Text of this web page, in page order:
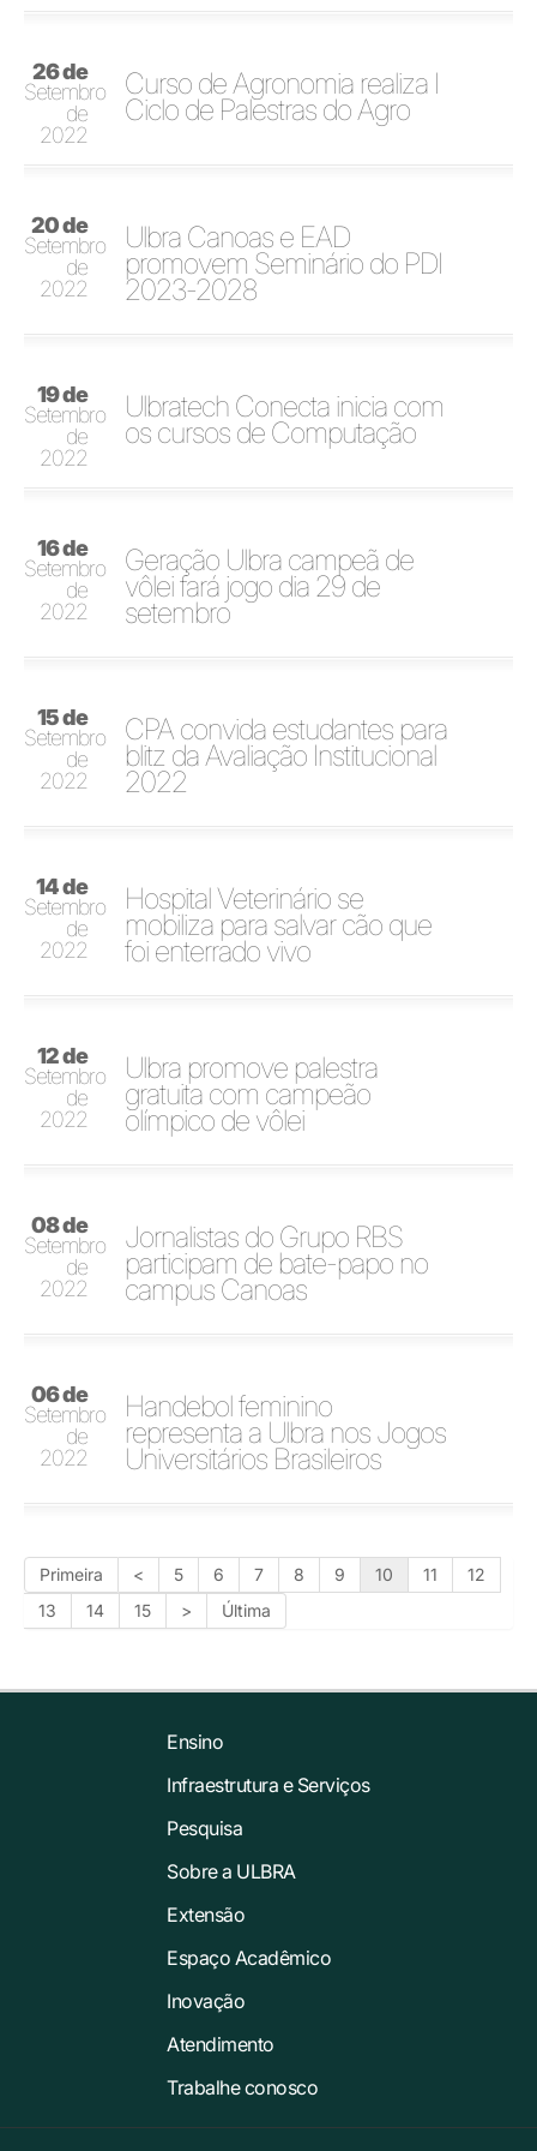
26 de
Setembro
de
2022
Curso de Agronomia realiza I
Ciclo de Palestras do Agro
20 de
Setembro
de
2022
Ulbra Canoas e EAD
promovem Seminário do PDI
2023-2028
19 de
Setembro
de
2022
Ulbratech Conecta inicia com
os cursos de Computação
16 de
Setembro
de
2022
Geração Ulbra campeã de
vôlei fará jogo dia 29 de
setembro
15 de
Setembro
de
2022
CPA convida estudantes para
blitz da Avaliação Institucional
2022
14 de
Setembro
de
2022
Hospital Veterinário se
mobiliza para salvar cão que
foi enterrado vivo
12 de
Setembro
de
2022
Ulbra promove palestra
gratuita com campeão
olímpico de vôlei
08 de
Setembro
de
2022
Jornalistas do Grupo RBS
participam de bate-papo no
campus Canoas
06 de
Setembro
de
2022
Handebol feminino
representa a Ulbra nos Jogos
Universitários Brasileiros
Primeira < 5 6 7 8 9 10 11
12
13
14 15 > Última
Ensino
Infraestrutura e Serviços
Pesquisa
Sobre a ULBRA
Extensão
Espaço Acadêmico
Inovação
Atendimento
Trabalhe conosco